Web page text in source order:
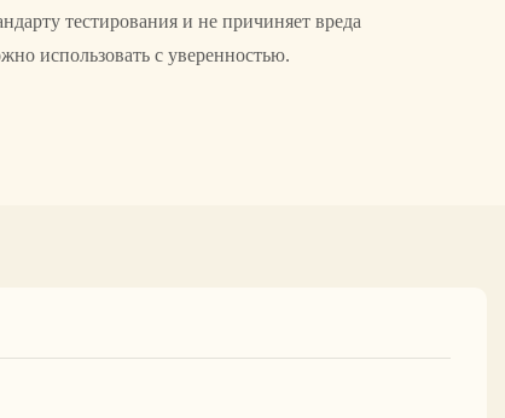
тестирования и не причиняет вреда
использовать с уверенностью.